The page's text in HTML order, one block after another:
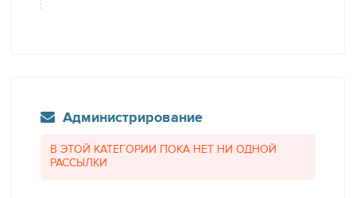
Администрирование
В ЭТОЙ КАТЕГОРИИ ПОКА НЕТ НИ ОДНОЙ
РАССЫЛКИ